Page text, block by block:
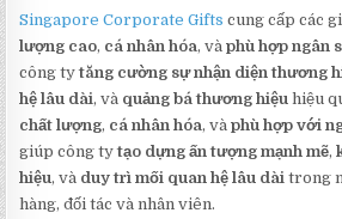
Singapore Corporate Gifts cung cấp các
lượng cao, cá nhân hóa, vàphù hợp ngân
công tytăng cường sự nhận diện thương
hệ lâu dài, và quảng bá thương hiệu hiệu
chất lượng, cá nhân hóa, vàphù hợp với
giúp công tytạo dựng ấn tượng mạnh mẽ,
hiệu, và duy trì mối quan hệ lâu dài trong
hàng, đối tác và nhân viên.